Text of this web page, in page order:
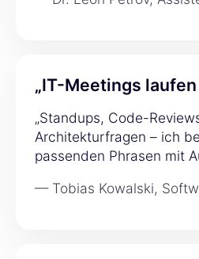
„IT-Meetings
„Standups, Code-
Architekturfragen – ich
passenden Phrasen mit
— Tobias Kowalski,